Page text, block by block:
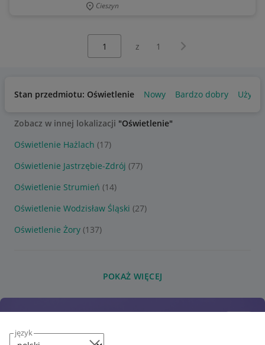
język
Cieszyn
z 1 Następna strona
Stan przedmiotu: Oświetlenie Nowy Bardzo dobry
Zobacz w innej lokalizacji "Oświetlenie"
Oświetlenie Hażlach (17)
Oświetlenie Jastrzębie-Zdrój (77)
Oświetlenie Strumień (14)
Oświetlenie Wodzisław Śląski (27)
Oświetlenie Żory (137)
POKAŻ WIĘCEJ